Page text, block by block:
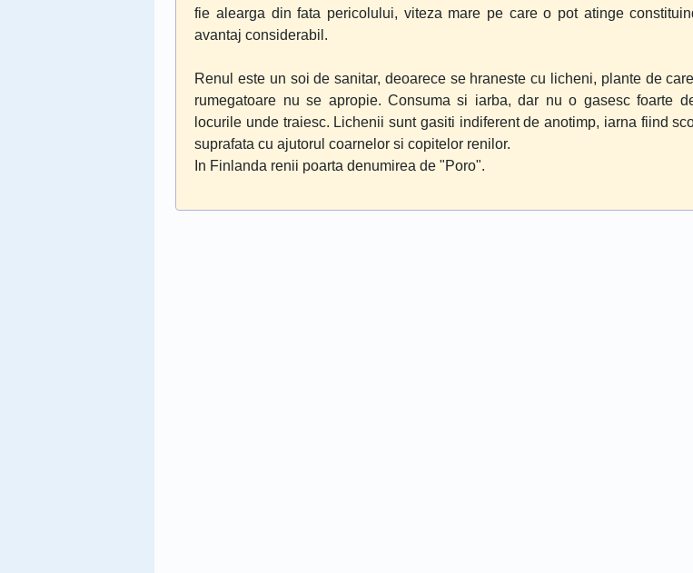
fie alearga din fata pericolului, viteza mare pe care o pot atinge
avantaj considerabil.
Renul este un soi de sanitar, deoarece se hraneste cu licheni, plante de
rumegatoare nu se apropie. Consuma si iarba, dar nu o gasesc foarte
locurile unde traiesc. Lichenii sunt gasiti indiferent de anotimp, iarna fiind
suprafata cu ajutorul coarnelor si copitelor renilor.
In Finlanda renii poarta denumirea de "Poro".